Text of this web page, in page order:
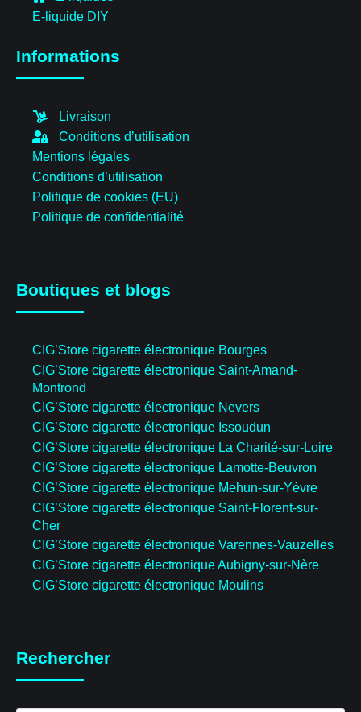
E-liquide DIY
Informations
Livraison
Conditions d’utilisation
Mentions légales
Conditions d’utilisation
Politique de cookies (EU)
Politique de confidentialité
Boutiques et blogs
CIG’Store cigarette électronique Bourges
CIG’Store cigarette électronique Saint-Amand-
Montrond
CIG’Store cigarette électronique Nevers
CIG’Store cigarette électronique Issoudun
CIG’Store cigarette électronique La Charité-sur-Loire
CIG’Store cigarette électronique Lamotte-Beuvron
CIG’Store cigarette électronique Mehun-sur-Yèvre
CIG’Store cigarette électronique Saint-Florent-sur-
Cher
CIG’Store cigarette électronique Varennes-Vauzelles
CIG’Store cigarette électronique Aubigny-sur-Nère
CIG’Store cigarette électronique Moulins
Rechercher